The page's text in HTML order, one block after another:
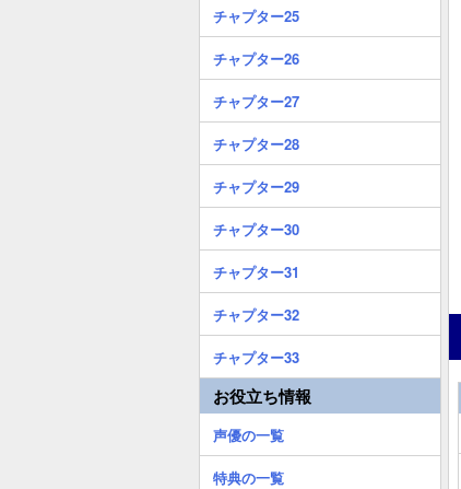
チャプター25
チャプター26
チャプター27
チャプター28
チャプター29
チャプター30
チャプター31
チャプター32
チャプター33
お役立ち情報
声優の一覧
特典の一覧